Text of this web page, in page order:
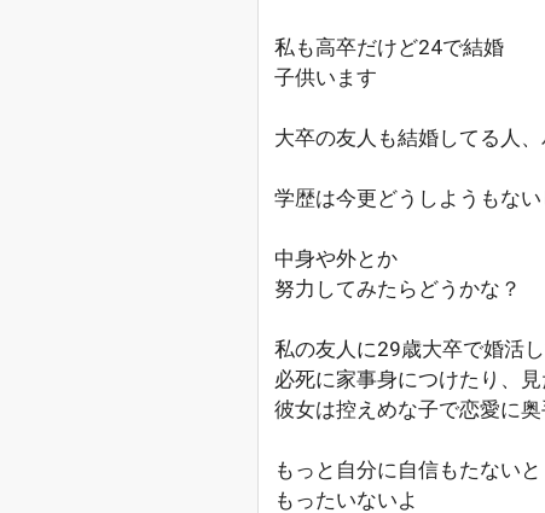
私も高卒だけど24で結婚
子供います
大卒の友人も結婚してる人
学歴は今更どうしようもない
中身や外とか
努力してみたらどうかな？
私の友人に29歳大卒で婚活
必死に家事身につけたり、
彼女は控えめな子で恋愛に
もっと自分に自信もたないと
もったいないよ